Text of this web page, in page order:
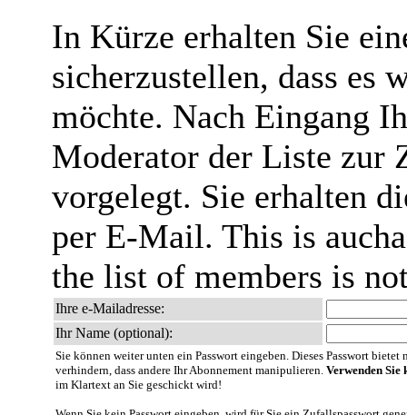
In Kürze erhalten Sie
sicherzustellen, dass es
möchte. Nach Eingang
Moderator der Liste zur
vorgelegt. Sie erhalten
per E-Mail. This is
the list of members is
Ihre e-Mailadresse:
Ihr Name (optional):
Sie können weiter unten ein Passwort eingeben. Dieses Passwort
verhindern, dass andere Ihr Abonnement manipulieren. Verwenden Sie
im Klartext an Sie geschickt wird!